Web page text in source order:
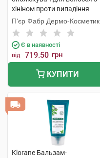
хініном проти випадіння
волосся 200 мл 1 туба
П'єр Фабр Дермо-Косметик
Є в наявності
від 719.50 грн
КУПИТИ
Klorane Бальзам-